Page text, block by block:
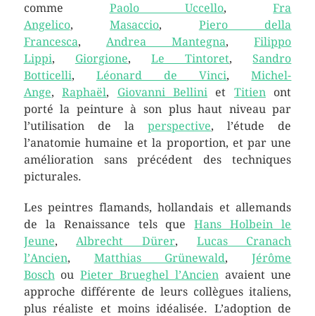
comme Paolo Uccello,Fra
Angelico,Masaccio, Piero della
Francesca, Andrea Mantegna,Filippo
Lippi, Giorgione, Le Tintoret,Sandro
Botticelli, Léonard de Vinci,Michel-
Ange,Raphaël, Giovanni Bellini et Titienont
porté la peinture à son plus haut niveau par
l’utilisation de laperspective, l’étude de
l’anatomie humaine et la proportion, et par une
amélioration sans précédent des techniques
picturales.
Les peintres flamands, hollandais et allemands
de la Renaissance tels queHans Holbein le
Jeune,Albrecht Dürer, Lucas Cranach
l’Ancien, Matthias Grünewald,Jérôme
BoschouPieter Brueghel l’Ancienavaient une
approche différente de leurs collègues italiens,
plus réaliste et moins idéalisée. L’adoption de